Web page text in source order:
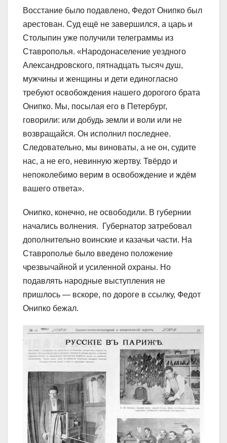
Восстание было подавлено, Федот Онипко был
арестован. Суд ещё не завершился, а царь и
Столыпин уже получили телеграммы из
Ставрополья. «Народонаселение уездного
Александровского, пятнадцать тысяч душ,
мужчины и женщины и дети единогласно
требуют освобождения нашего дорогого брата
Онипко. Мы, посылая его в Петербург,
говорили: или добудь земли и воли или не
возвращайся. Он исполнил последнее.
Следовательно, мы виноваты, а не он, судите
нас, а не его, невинную жертву. Твёрдо и
непоколебимо верим в освобождение и ждём
вашего ответа».
Онипко, конечно, не освободили. В губернии
начались волнения. Губернатор затребовал
дополнительно воинские и казачьи части. На
Ставрополье было введено положение
чрезвычайной и усиленной охраны. Но
подавлять народные выступления не
пришлось ― вскоре, по дороге в ссылку, Федот
Онипко бежал.